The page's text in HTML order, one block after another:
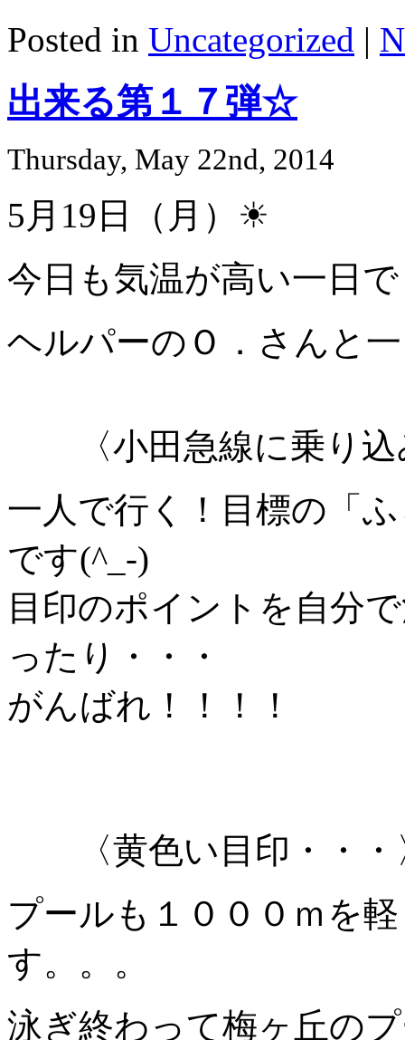
Posted in Uncategorized |
出来る第１７弾☆
Thursday, May 22nd, 2014
5月19日（月）☀
今日も気温が高い一日
ヘルパーのＯ．さんと
〈小田急線に乗り込
一人で行く！目標の「
です(^_-)
目印のポイントを自分
ったり・・・
がんばれ！！！！
〈黄色い目印・・・
プールも１０００ｍを
す。。。
泳ぎ終わって梅ヶ丘の